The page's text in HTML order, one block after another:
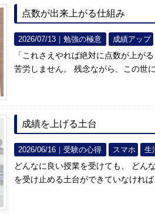
点数が出来上がる仕組み
2026/07/13｜勉強の極意 成績アップ
「これさえやれば絶対に点数が上が
苦労しません。 残念ながら、この世
成績を上げる土台
2026/06/16｜受験の心得 スマホ 生
どんなに良い授業を受けても、 どん
を受け止める土台ができていなければ